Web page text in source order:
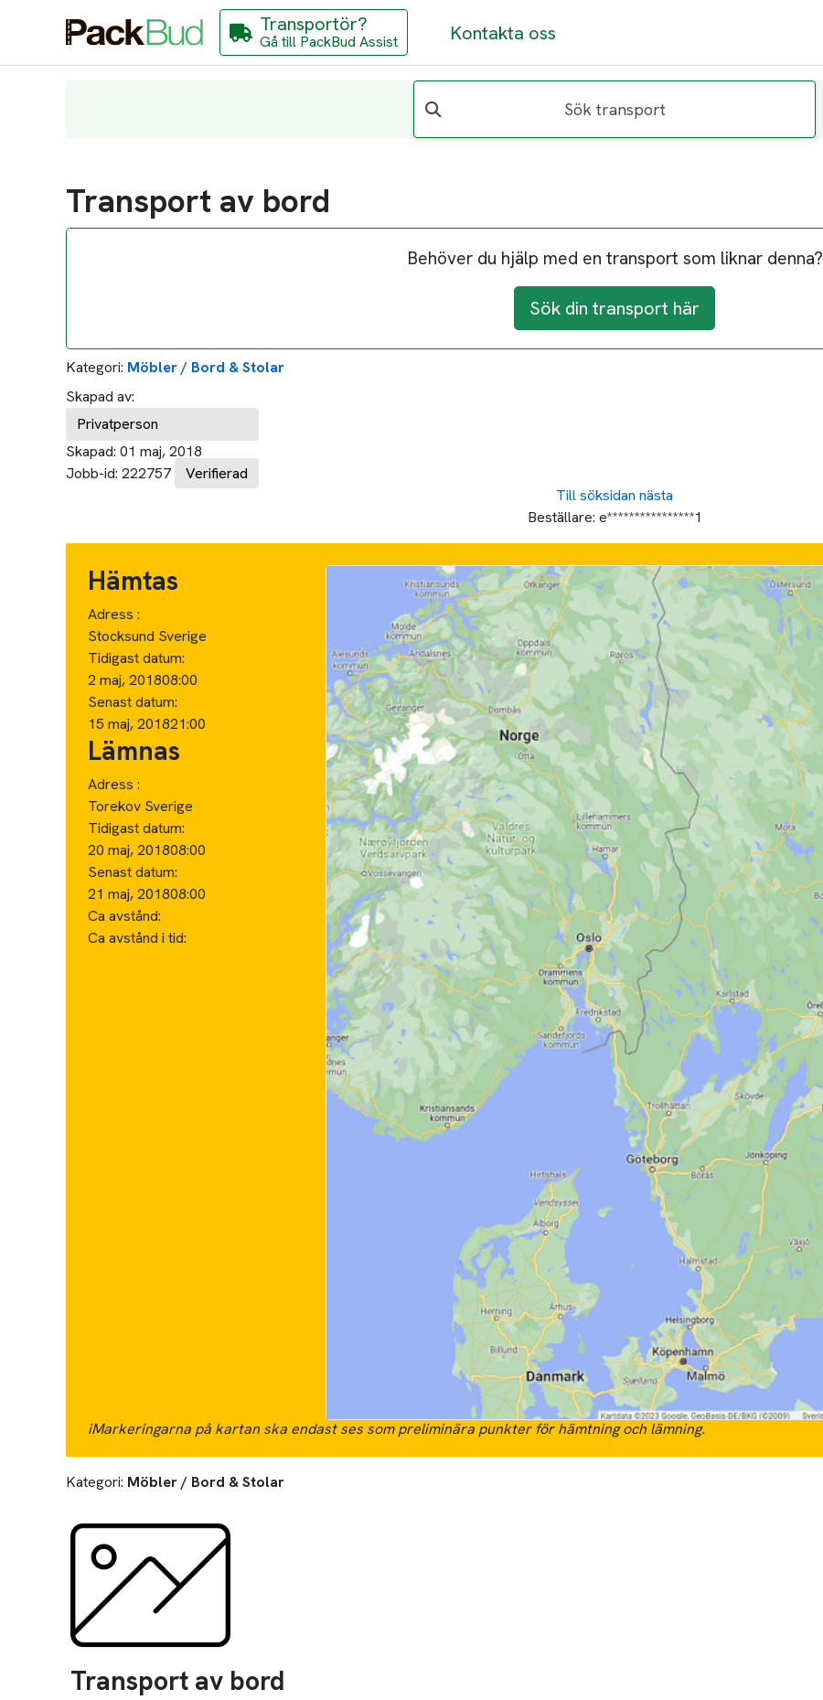
Transportör?
Gå till PackBud Assist Kontakta oss
Sök transport
Transport av bord
Behöver du hjälp med en transport som liknar denna?
Sök din transport här
Kategori: Möbler / Bord & Stolar
Skapad av:
Privatperson
Skapad: 01 maj, 2018
Jobb-id: 222757 Verifierad
Till söksidan nästa
Beställare: e****************1
Hämtas
Adress :
Stocksund Sverige
Tidigast datum:
2 maj, 201808:00
Senast datum:
15 maj, 201821:00
Lämnas
Adress :
Torekov Sverige
Tidigast datum:
20 maj, 201808:00
Senast datum:
21 maj, 201808:00
Ca avstånd:
Ca avstånd i tid:
iMarkeringarna på kartan ska endast ses som preliminära punkter för hämtning och lämning.
Kategori: Möbler / Bord & Stolar
Transport av bord